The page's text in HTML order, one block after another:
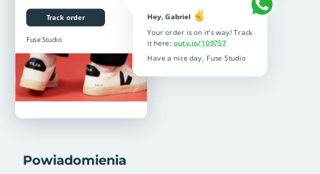
Powiadomienia